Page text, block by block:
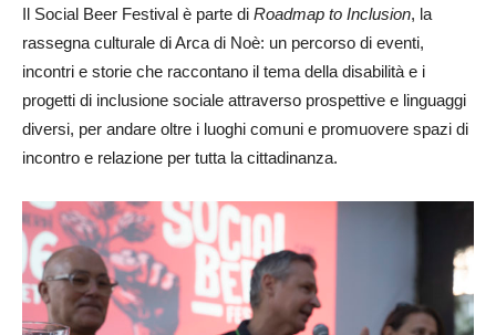
Il Social Beer Festival è parte di Roadmap to Inclusion, la
rassegna culturale di Arca di Noè: un percorso di eventi,
incontri e storie che raccontano il tema della disabilità e i
progetti di inclusione sociale attraverso prospettive e linguaggi
diversi, per andare oltre i luoghi comuni e promuovere spazi di
incontro e relazione per tutta la cittadinanza.